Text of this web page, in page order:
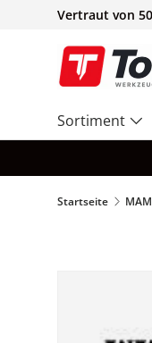
Vertraut von
Sortiment
Startseite